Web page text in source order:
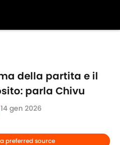
della partita e il
parla Chivu
14 gen 2026
preferred source